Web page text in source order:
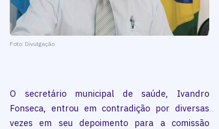
Foto: Divulgação
O secretário municipal de saúde, Ivandro
Fonseca, entrou em contradição por diversas
vezes em seu depoimento para a comissão